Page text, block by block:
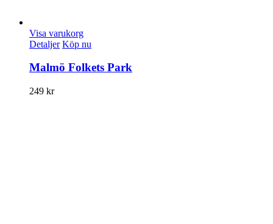
Visa varukorg
Detaljer Köp nu
Malmö Folkets Park
249 kr